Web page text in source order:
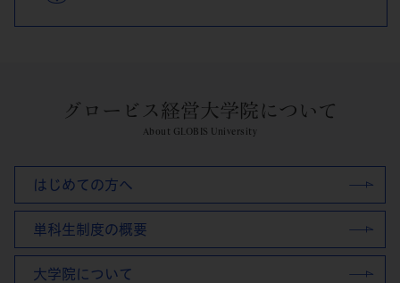
グロービス経営大学院について
About GLOBIS University
はじめての方へ
単科生制度の概要
大学院について